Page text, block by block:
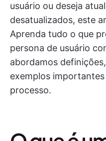
usuário ou deseja
desatualizados, este
Aprenda tudo o que
persona de usuário
abordamos
exemplos
processo.